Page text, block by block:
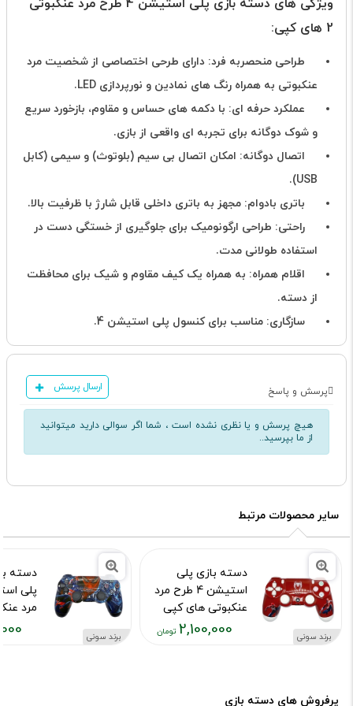
ویژگی های دسته بازی پلی استیشن 4 طرح مرد عنکبوتی
2 های کپی:
طراحی منحصربه فرد: دارای طرحی اختصاصی از شخصیت مرد
عنکبوتی به همراه رنگ های نمادین و نورپردازی LED.
عملکرد حرفه ای: با دکمه های حساس و مقاوم، بازخورد سریع
و شوک دوگانه برای تجربه ای واقعی از بازی.
اتصال دوگانه: امکان اتصال بی سیم (بلوتوث) و سیمی (کابل
USB).
باتری بادوام: مجهز به باتری داخلی قابل شارژ با ظرفیت بالا.
راحتی: طراحی ارگونومیک برای جلوگیری از خستگی دست در
استفاده طولانی مدت.
اقلام همراه: به همراه یک کیف مقاوم و شیک برای محافظت
از دسته.
سازگاری: مناسب برای کنسول پلی استیشن 4.
پرسش و پاسخ ارسال پرسش
هیچ پرسش و یا نظری نشده است ، شما اگر سوالی دارید میتوانید
از ما بپرسید..
سایر محصولات مرتبط
برند سونی
دسته بازی پلی
استیشن 4 طرح مرد
عنکبوتی های کپی
کد محصول :10015973
2,100,000
تومان
برند سونی
دسته
مرد
کد محصول
پرفروش های دسته بازی